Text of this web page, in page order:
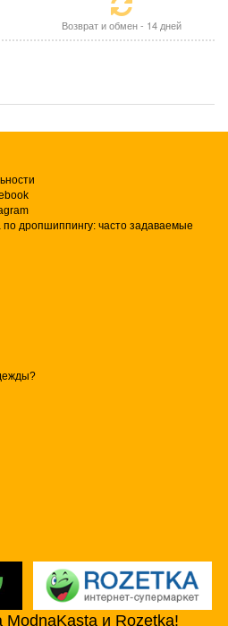
Возврат и обмен - 14 дней
по дропшиппингу: часто задаваемые
ModnaKasta и Rozetka!